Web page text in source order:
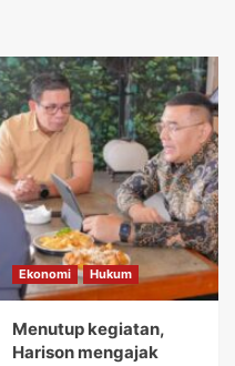
Ekonomi Hukum
Menutup kegiatan,
Harison mengajak